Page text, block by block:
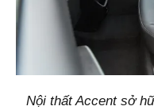
Nội thất Accent sở